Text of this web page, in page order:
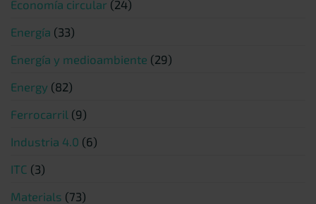
Economía circular (24)
Energía (33)
Energía y medioambiente (29)
Energy (82)
Ferrocarril (9)
Industria 4.0 (6)
ITC (3)
Materials (73)